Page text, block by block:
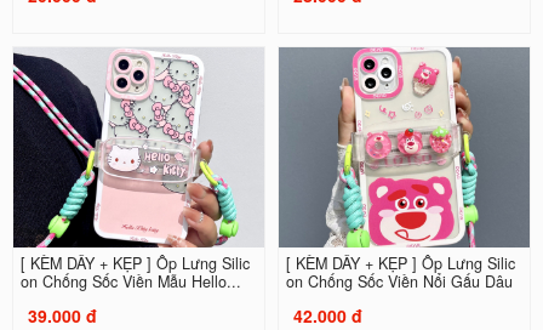
[ KÈM DÂY + KẸP ] Ốp Lưng Silic
on Chống Sốc Viền Mẫu Hello...
39.000 đ
[ KÈM DÂY + KẸP ] Ốp Lưng Silic
on Chống Sốc Viền Nổi Gấu Dâu
42.000 đ